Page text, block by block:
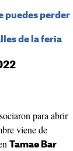
puedes perder
de la feria
para abrir
viene de
Tamae Bar